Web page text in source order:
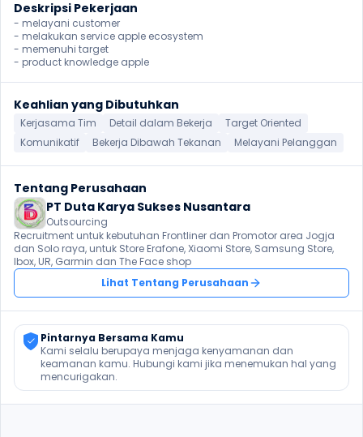
Deskripsi Pekerjaan
- melayani customer
- melakukan service apple ecosystem
- memenuhi target
- product knowledge apple
Keahlian yang Dibutuhkan
Kerjasama Tim Detail dalam Bekerja
Target Oriented
Komunikatif
Bekerja Dibawah Tekanan Melayani Pelanggan
Tentang Perusahaan
PT Duta Karya Sukses Nusantara
Outsourcing
Recruitment untuk kebutuhan Frontliner dan Promotor area Jogja
dan Solo raya, untuk Store Erafone, Xiaomi Store, Samsung Store,
Ibox, UR, Garmin dan The Face shop
Lihat Tentang Perusahaan
Pintarnya Bersama Kamu
Kami selalu berupaya menjaga kenyamanan dan
keamanan kamu. Hubungi kami jika menemukan hal yang
mencurigakan.